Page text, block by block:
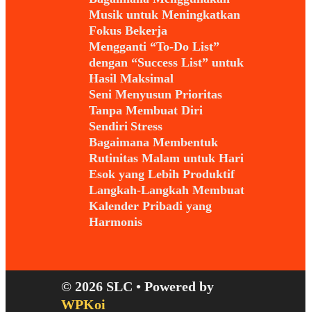
Musik untuk Meningkatkan
Fokus Bekerja
Mengganti “To-Do List”
dengan “Success List” untuk
Hasil Maksimal
Seni Menyusun Prioritas
Tanpa Membuat Diri
Sendiri Stress
Bagaimana Membentuk
Rutinitas Malam untuk Hari
Esok yang Lebih Produktif
Langkah-Langkah Membuat
Kalender Pribadi yang
Harmonis
© 2026 SLC • Powered by
WPKoi